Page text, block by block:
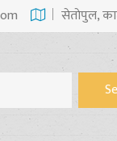
सेताेपुल,